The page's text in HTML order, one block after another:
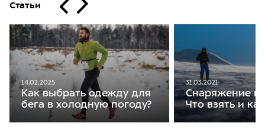
Статьи
14.02.2025
Как выбрать одежду для
бега в холодную погоду?
31.03.2021
Снаряжение
Что взять и